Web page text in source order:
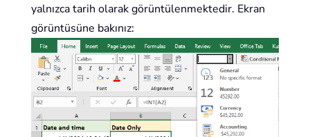
yalnızca tarih olarak görüntülenmektedir. Ekran
görüntüsüne bakınız: